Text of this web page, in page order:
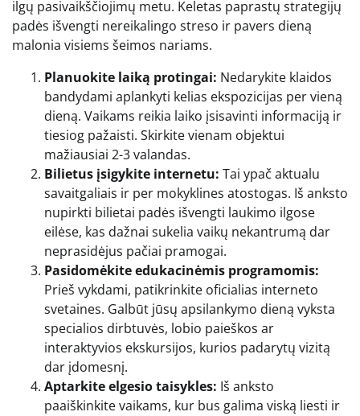
ilgų pasivaikščiojimų metu. Keletas paprastų strategijų
padės išvengti nereikalingo streso ir pavers dieną
malonia visiems šeimos nariams.
Planuokite laiką protingai: Nedarykite klaidos
bandydami aplankyti kelias ekspozicijas per vieną
dieną. Vaikams reikia laiko įsisavinti informaciją ir
tiesiog pažaisti. Skirkite vienam objektui
mažiausiai 2-3 valandas.
Bilietus įsigykite internetu: Tai ypač aktualu
savaitgaliais ir per mokyklines atostogas. Iš anksto
nupirkti bilietai padės išvengti laukimo ilgose
eilėse, kas dažnai sukelia vaikų nekantrumą dar
neprasidėjus pačiai pramogai.
Pasidomėkite edukacinėmis programomis:
Prieš vykdami, patikrinkite oficialias interneto
svetaines. Galbūt jūsų apsilankymo dieną vyksta
specialios dirbtuvės, lobio paieškos ar
interaktyvios ekskursijos, kurios padarytų vizitą
dar įdomesnį.
Aptarkite elgesio taisykles: Iš anksto
paaiškinkite vaikams, kur bus galima viską liesti ir